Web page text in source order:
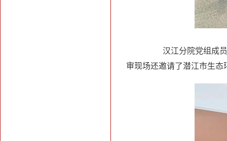
汉江分院党组成员
审现场还邀请了潜江市生